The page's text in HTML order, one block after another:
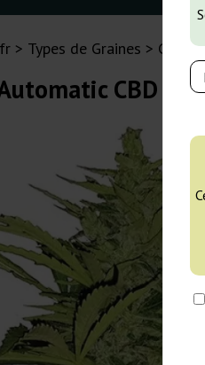
Types de Graines
CBD